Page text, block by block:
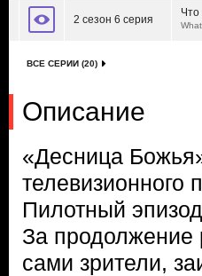
2 сезон 6 серия
ВСЕ СЕРИИ (20)
Описание
«Десница
телевизионного
Пилотный
За продолжение
сами зрители,